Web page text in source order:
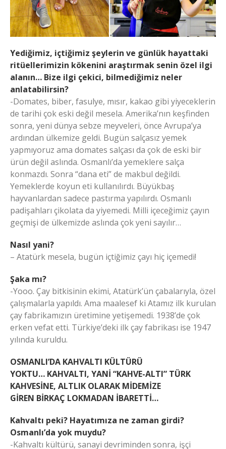
Yediğimiz, içtiğimiz şeylerin ve günlük hayattaki
ritüellerimizin kökenini araştırmak senin özel ilgi
alanın… Bize ilgi çekici, bilmediğimiz neler
anlatabilirsin?
-Domates, biber, fasulye, mısır, kakao gibi yiyeceklerin
de tarihi çok eski değil mesela. Amerika’nın keşfinden
sonra, yeni dünya sebze meyveleri, önce Avrupa’ya
ardından ülkemize geldi. Bugün salçasız yemek
yapmıyoruz ama domates salçası da çok de eski bir
ürün değil aslında. Osmanlı’da yemeklere salça
konmazdı. Sonra “dana eti” de makbul değildi.
Yemeklerde koyun eti kullanılırdı. Büyükbaş
hayvanlardan sadece pastırma yapılırdı. Osmanlı
padişahları çikolata da yiyemedi. Milli içeceğimiz çayın
geçmişi de ülkemizde aslında çok yeni sayılır…
Nasıl yani?
– Atatürk mesela, bugün içtiğimiz çayı hiç içemedi!
Şaka mı?
-Yooo. Çay bitkisinin ekimi, Atatürk’ün çabalarıyla, özel
çalışmalarla yapıldı. Ama maalesef ki Atamız ilk kurulan
çay fabrikamızın üretimine yetişemedi. 1938’de çok
erken vefat etti. Türkiye’deki ilk çay fabrikası ise 1947
yılında kuruldu.
OSMANLI’DA KAHVALTI KÜLTÜRÜ
YOKTU… KAHVALTI, YANİ “KAHVE-ALTI” TÜRK
KAHVESİNE, ALTLIK OLARAK MİDEMİZE
GİREN BİRKAÇ LOKMADAN İBARETTİ…
Kahvaltı peki? Hayatımıza ne zaman girdi?
Osmanlı’da yok muydu?
-Kahvaltı kültürü, sanayi devriminden sonra, işçi